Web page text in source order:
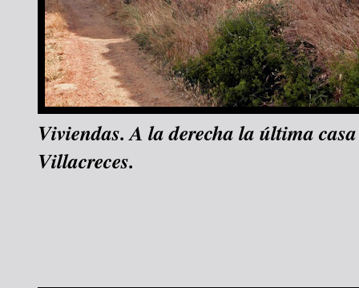
Viviendas. A la derecha la última
Villacreces.